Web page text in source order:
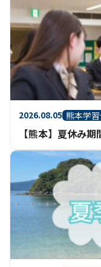
2026.08.05 熊本学
【熊本】夏休み